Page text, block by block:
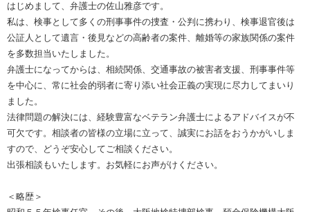
はじめまして、弁護士の佐山雅彦です。
私は、検事として多くの刑事事件の捜査・公判に携わり、検事退官後は
公証人として遺言・後見などの高齢者の案件、離婚等の家族関係の案件
を多数担当いたしました。
弁護士になってからは、相続関係、交通事故の被害者支援、刑事事件等
を中心に、常に社会的弱者に寄り添い社会正義の実現に尽力してまいり
ました。
法律問題の解決には、経験豊富なベテラン弁護士によるアドバイスが不
可欠です。相談者の皆様の立場に立って、誠実にお話をおうかがいしま
すので、どうぞ安心してご相談ください。
出張相談もいたします。お気軽にお声がけください。
＜略歴＞